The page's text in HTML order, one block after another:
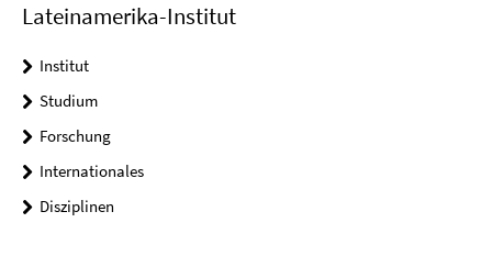
Lateinamerika-Institut
Institut
Studium
Forschung
Internationales
Disziplinen